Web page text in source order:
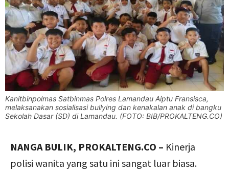
Kanitbinpolmas Satbinmas Polres Lamandau Aiptu Fransisca,
melaksanakan sosialisasi bullying dan kenakalan anak di bangku
Sekolah Dasar (SD) di Lamandau. (FOTO: BIB/PROKALTENG.CO)
NANGA BULIK, PROKALTENG.CO – Kinerja
polisi wanita yang satu ini sangat luar biasa.